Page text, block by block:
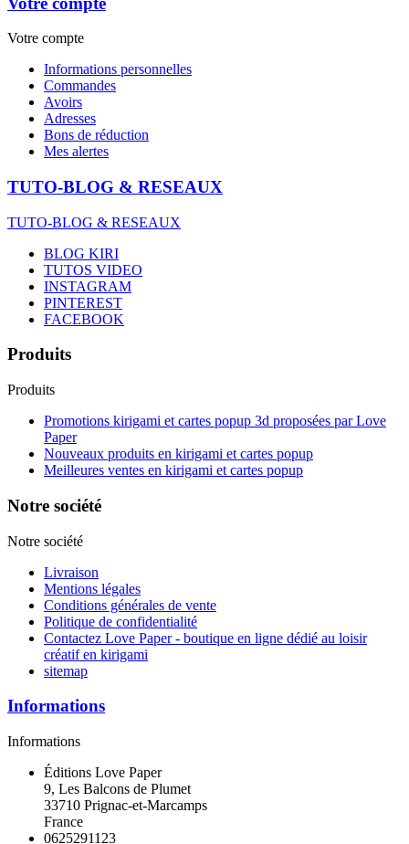
Votre compte
Informations personnelles
Commandes
Avoirs
Adresses
Bons de réduction
Mes alertes
TUTO-BLOG & RESEAUX
TUTO-BLOG & RESEAUX
BLOG KIRI
TUTOS VIDEO
INSTAGRAM
PINTEREST
FACEBOOK
Produits
Produits
Promotions kirigami et cartes popup 3d proposées par Love
Paper
Nouveaux produits en kirigami et cartes popup
Meilleures ventes en kirigami et cartes popup
Notre société
Notre société
Livraison
Mentions légales
Conditions générales de vente
Politique de confidentialité
Contactez Love Paper - boutique en ligne dédié au loisir
créatif en kirigami
sitemap
Informations
Informations
Éditions Love Paper
9, Les Balcons de Plumet
33710 Prignac-et-Marcamps
France
0625291123